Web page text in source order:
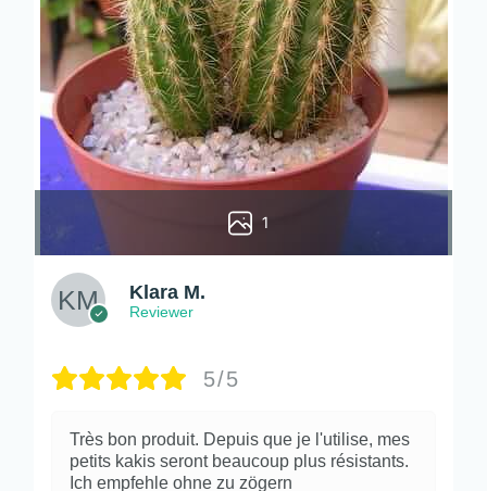
1
Klara M.
Reviewer
5/5
Très bon produit. Depuis que je l'utilise, mes
petits kakis seront beaucoup plus résistants.
Ich empfehle ohne zu zögern